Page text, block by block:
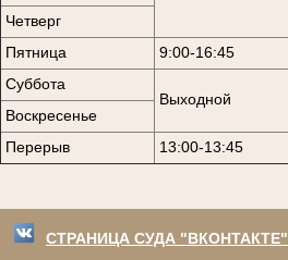
Четверг
Пятница
9:00-16:45
Суббота
Выходной
Воскресенье
Перерыв
13:00-13:45
СТРАНИЦА СУДА "ВКОНТАКТЕ"